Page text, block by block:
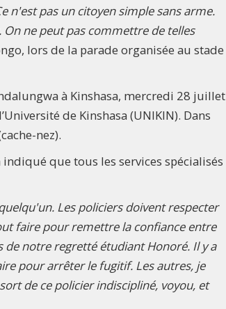
n'est pas un citoyen simple sans arme.
ne peut pas commettre de telles
lors de la parade organisée au stade
à Kinshasa, mercredi 28 juillet
de Kinshasa (UNIKIN). Dans
nez).
que tous les services spécialisés
Les policiers doivent respecter
faire pour remettre la confiance entre
de notre regretté étudiant Honoré. Il y a
pour arrêter le fugitif. Les autres, je
de ce policier indiscipliné, voyou, et